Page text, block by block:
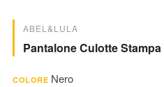
ABEL&LULA
Pantalone Culotte Stampa
COLORE Nero